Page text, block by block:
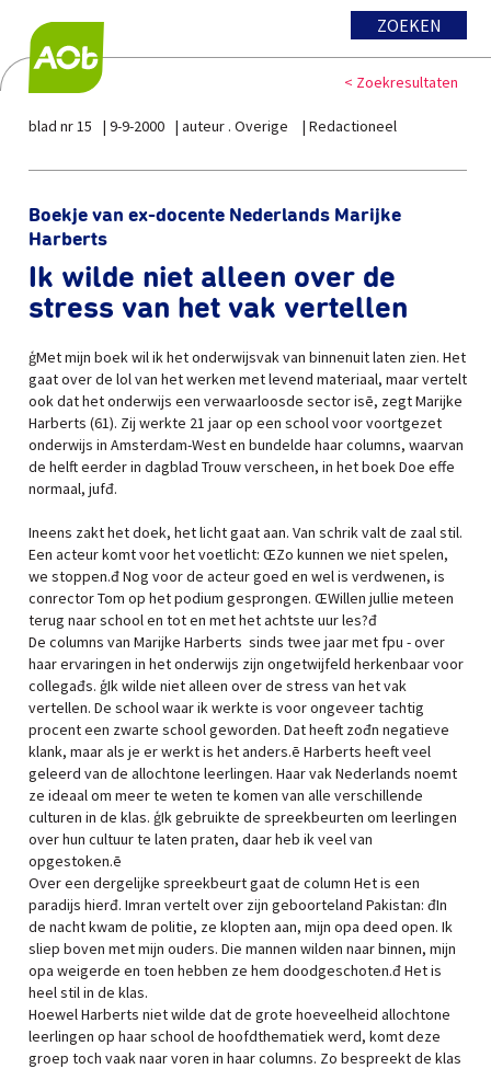
ZOEKEN
< Zoekresultaten
blad nr 15 9-9-2000 auteur . Overige Redactioneel
Boekje van ex-docente Nederlands Marijke
Harberts
Ik wilde niet alleen over de
stress van het vak vertellen
ģMet mijn boek wil ik het onderwijsvak van binnenuit laten zien. Het
gaat over de lol van het werken met levend materiaal, maar vertelt
ook dat het onderwijs een verwaarloosde sector isē, zegt Marijke
Harberts (61). Zij werkte 21 jaar op een school voor voortgezet
onderwijs in Amsterdam-West en bundelde haar columns, waarvan
de helft eerder in dagblad Trouw verscheen, in het boek Doe effe
normaal, jufđ.
Ineens zakt het doek, het licht gaat aan. Van schrik valt de zaal stil.
Een acteur komt voor het voetlicht: ŒZo kunnen we niet spelen,
we stoppen.đ Nog voor de acteur goed en wel is verdwenen, is
conrector Tom op het podium gesprongen. ŒWillen jullie meteen
terug naar school en tot en met het achtste uur les?đ
De columns van Marijke Harberts ­ sinds twee jaar met fpu - over
haar ervaringen in het onderwijs zijn ongetwijfeld herkenbaar voor
collegađs. ģIk wilde niet alleen over de stress van het vak
vertellen. De school waar ik werkte is voor ongeveer tachtig
procent een zwarte school geworden. Dat heeft zođn negatieve
klank, maar als je er werkt is het anders.ē Harberts heeft veel
geleerd van de allochtone leerlingen. Haar vak Nederlands noemt
ze ideaal om meer te weten te komen van alle verschillende
culturen in de klas. ģIk gebruikte de spreekbeurten om leerlingen
over hun cultuur te laten praten, daar heb ik veel van
opgestoken.ē
Over een dergelijke spreekbeurt gaat de column Het is een
paradijs hierđ. Imran vertelt over zijn geboorteland Pakistan: đIn
de nacht kwam de politie, ze klopten aan, mijn opa deed open. Ik
sliep boven met mijn ouders. Die mannen wilden naar binnen, mijn
opa weigerde en toen hebben ze hem doodgeschoten.đ Het is
heel stil in de klas.
Hoewel Harberts niet wilde dat de grote hoeveelheid allochtone
leerlingen op haar school de hoofdthematiek werd, komt deze
groep toch vaak naar voren in haar columns. Zo bespreekt de klas